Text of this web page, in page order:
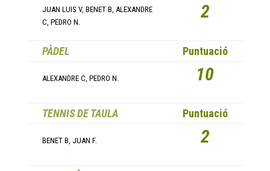
JUAN LUIS V, BENET B, ALEXANDRE
C, PEDRO N.
2
PÀDEL Puntuació
ALEXANDRE C, PEDRO N. 10
TENNIS DE TAULA Puntuació
BENET B, JUAN F. 2